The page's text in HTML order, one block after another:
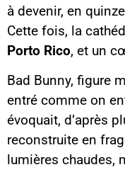
à devenir, en
Cette fois, la
Porto Rico, et un
Bad Bunny, figure
entré comme on
évoquait, d’après
reconstruite en
lumières chaudes,